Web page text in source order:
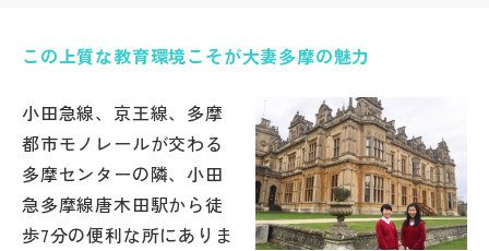
説明会・イベント情報
学校からのお知らせ
この上質な教育環境こそが大妻多摩の魅力
小田急線、京王線、多摩
都市モノレールが交わる
多摩センターの隣、小田
急多摩線唐木田駅から徒
歩7分の便利な所にありま